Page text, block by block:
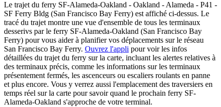
Le trajet du ferry SF-Alameda-Oakland - Oakland - Alameda - P41 -
SF Ferry Bldg (San Francisco Bay Ferry) est affiché ci-dessus. Le
tracé du trajet montre une vue d'ensemble de tous les terminaux
desserivs par le ferry SF-Alameda-Oakland (San Francisco Bay
Ferry) pour vous aider à planifier vos déplacements sur le réseau
San Francisco Bay Ferry. Ouvrez l'appli pour voir les infos
détaillées du trajet du ferry sur la carte, incluant les alertes relatives à
des terminaux précis, comme les informations sur les terminaux
présentement fermés, les ascenceurs ou escaliers roulants en panne
et plus encore. Vous y verrez aussi l'emplacement des traversiers en
temps réel sur la carte pour savoir quand le prochain ferry SF-
Alameda-Oakland s'approche de votre terminal.